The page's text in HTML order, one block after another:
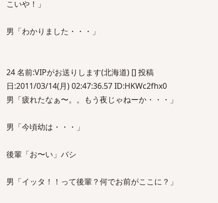
こいや！」
男「わかりました・・・」
24 名前:VIPがお送りします(北海道) [] 投稿
日:2011/03/14(月) 02:47:36.57 ID:HKWc2fhx0
男「疲れたなぁ〜。。もう夜じゃねーか・・・」
男「今頃幼は・・・」
後輩「お〜い」バシ
男「イッタ！！って後輩？何でお前がここに？」